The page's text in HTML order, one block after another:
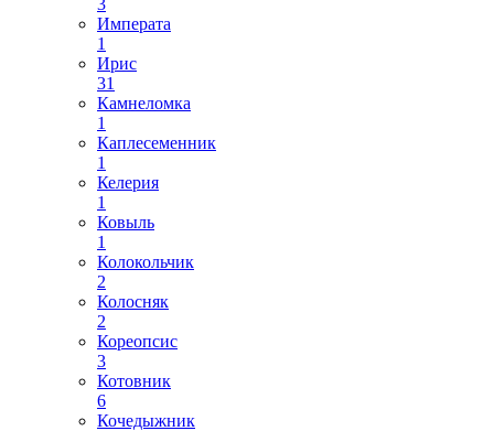
3
Императа
1
Ирис
31
Камнеломка
1
Каплесеменник
1
Келерия
1
Ковыль
1
Колокольчик
2
Колосняк
2
Кореопсис
3
Котовник
6
Кочедыжник